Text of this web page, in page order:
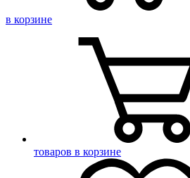
в корзине
товаров в корзине